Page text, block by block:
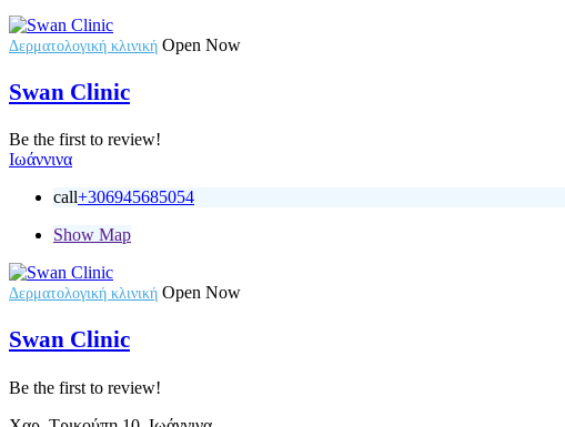
Δερματολογική κλινική Open Now
Swan Clinic
Be the first to review!
Ιωάννινα
call+306945685054
Show Map
Δερματολογική κλινική Open Now
Swan Clinic
Be the first to review!